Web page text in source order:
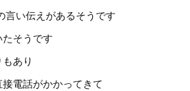
言い伝えがあるそうです
そうです
あり
電話がかかってきて